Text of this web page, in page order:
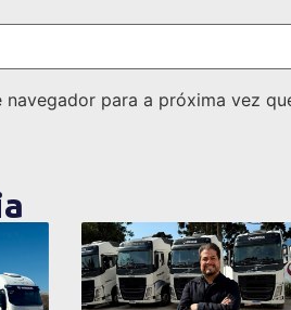
navegador para a próxima vez
ir para notícia